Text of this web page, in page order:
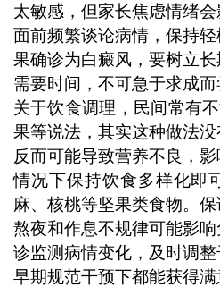
太敏感，但家长焦虑情绪
面前频繁谈论病情，保持
果确诊为白癜风，要树立
需要时间，不可急于求成而
关于饮食调理，民间常有
果等说法，其实这种做法
反而可能导致营养不良，
情况下保持饮食多样化即
麻、核桃等坚果类食物。
熬夜和作息不规律可能影
诊监测病情变化，及时调
早期规范干预下都能获得